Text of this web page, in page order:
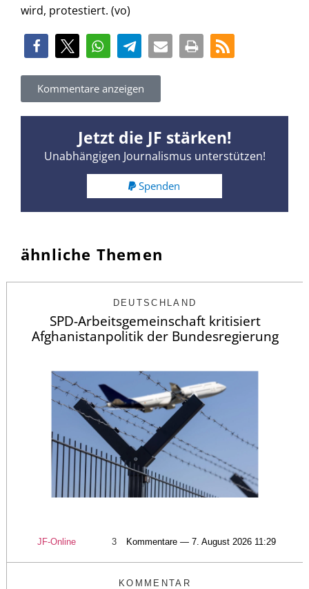
wird, protestiert. (vo)
Kommentare anzeigen
Jetzt die JF stärken!
Unabhängigen Journalismus unterstützen!
Spenden
ähnliche Themen
DEUTSCHLAND
SPD-Arbeitsgemeinschaft kritisiert
Afghanistanpolitik der Bundesregierung
JF-Online 3 Kommentare — 7. August 2026 11:29
KOMMENTAR